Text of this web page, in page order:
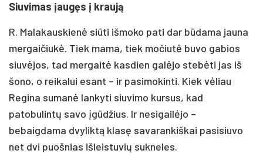
Siuvimas įaugęs į kraują
R. Malakauskienė siūti išmoko pati dar būdama jauna
mergaičiukė. Tiek mama, tiek močiutė buvo gabios
siuvėjos, tad mergaitė kasdien galėjo stebėti jas iš
šono, o reikalui esant – ir pasimokinti. Kiek vėliau
Regina sumanė lankyti siuvimo kursus, kad
patobulintų savo įgūdžius. Ir nesigailėjo –
bebaigdama dvyliktą klasę savarankiškai pasisiuvo
net dvi puošnias išleistuvių sukneles.